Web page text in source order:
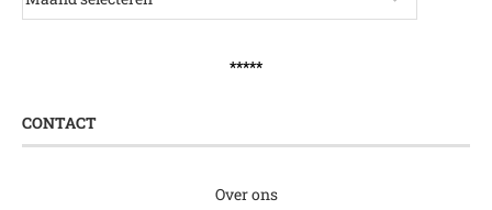
*****
CONTACT
Over ons